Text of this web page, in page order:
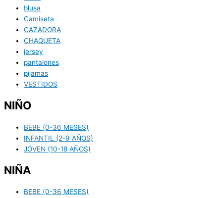
blusa
Camiseta
CAZADORA
CHAQUETA
jersey
pantalones
pijamas
VESTIDOS
NIÑO
BEBE (0-36 MESES)
INFANTIL (2-9 AÑOS)
JÓVEN (10-18 AÑOS)
NIÑA
BEBE (0-36 MESES)